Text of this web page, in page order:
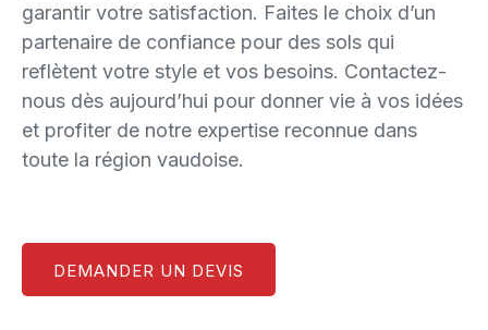
garantir votre satisfaction. Faites le choix d’un
partenaire de confiance pour des sols qui
reflètent votre style et vos besoins. Contactez-
nous dès aujourd’hui pour donner vie à vos idées
et profiter de notre expertise reconnue dans
toute la région vaudoise.
DEMANDER UN DEVIS